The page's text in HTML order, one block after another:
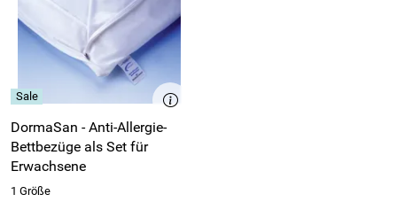
DormaSan - Anti-Allergie-
Bettbezüge als Set für
Erwachsene
1 Größe